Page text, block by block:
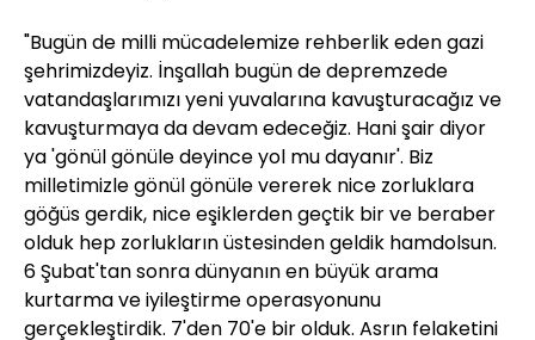
"Bugün de milli mücadelemize rehberlik eden gazi
şehrimizdeyiz. İnşallah bugün de depremzede
vatandaşlarımızı yeni yuvalarına kavuşturacağız ve
kavuşturmaya da devam edeceğiz. Hani şair diyor
ya 'gönül gönüle deyince yol mu dayanır'. Biz
milletimizle gönül gönüle vererek nice zorluklara
göğüs gerdik, nice eşiklerden geçtik bir ve beraber
olduk hep zorlukların üstesinden geldik hamdolsun.
6 Şubat'tan sonra dünyanın en büyük arama
kurtarma ve iyileştirme operasyonunu
gerçekleştirdik. 7'den 70'e bir olduk. Asrın felaketini